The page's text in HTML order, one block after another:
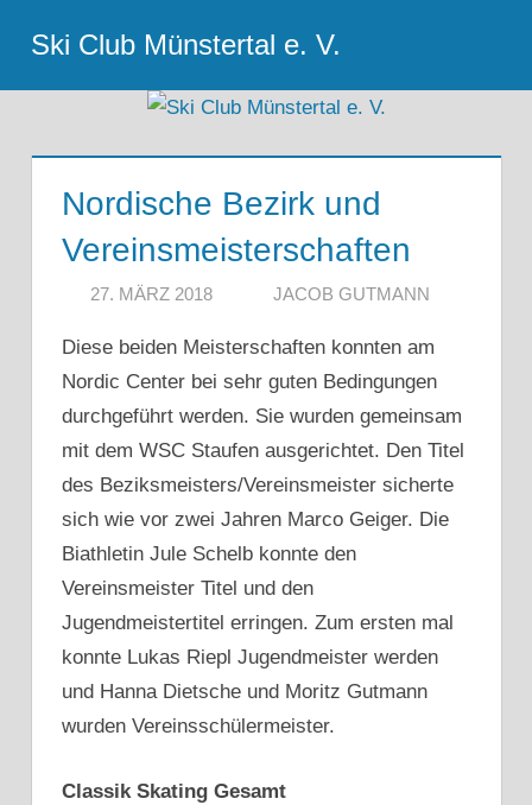
Inhalt
springen
Ski Club Münstertal e. V.
Nordische Bezirk und
Vereinsmeisterschaften
27. MÄRZ 2018 JACOB GUTMANN
Diese beiden Meisterschaften konnten am
Nordic Center bei sehr guten Bedingungen
durchgeführt werden. Sie wurden gemeinsam
mit dem WSC Staufen ausgerichtet. Den Titel
des Beziksmeisters/Vereinsmeister sicherte
sich wie vor zwei Jahren Marco Geiger. Die
Biathletin Jule Schelb konnte den
Vereinsmeister Titel und den
Jugendmeistertitel erringen. Zum ersten mal
konnte Lukas Riepl Jugendmeister werden
und Hanna Dietsche und Moritz Gutmann
wurden Vereinsschülermeister.
Classik Skating Gesamt